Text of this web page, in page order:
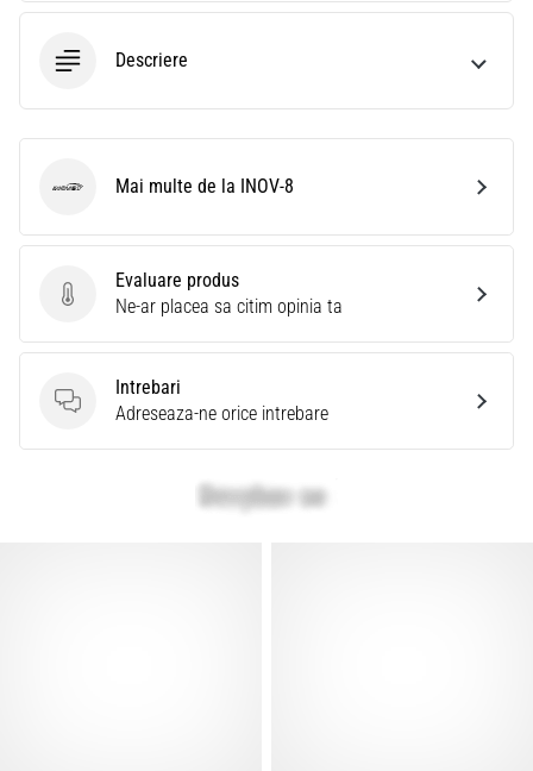
Descriere
Evaluare produs
Evaluare produs
Ne-ar placea sa citim opinia ta
Intrebari
Intrebari
Adreseaza-ne orice intrebare
INOV-8Mai multe de la INOV-8